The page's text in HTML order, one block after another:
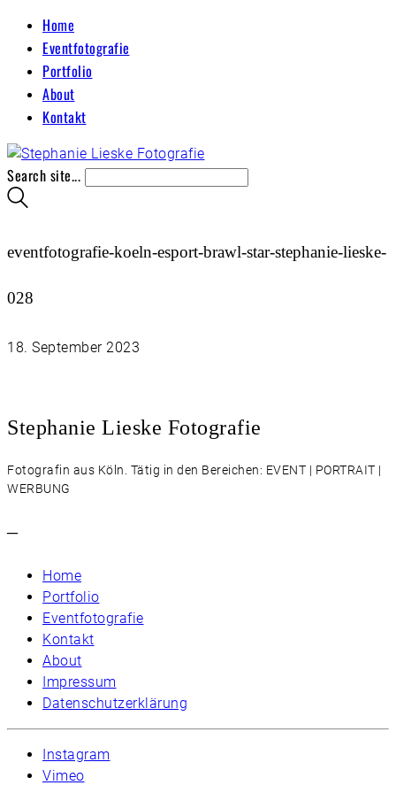
Home
Eventfotografie
Portfolio
About
Kontakt
Search site...
eventfotografie-koeln-esport-brawl-star-stephanie-lieske-
028
18. September 2023
Stephanie Lieske Fotografie
Fotografin aus Köln. Tätig in den Bereichen: EVENT | PORTRAIT |
WERBUNG
–
Home
Portfolio
Eventfotografie
Kontakt
About
Impressum
Datenschutzerklärung
Instagram
Vimeo